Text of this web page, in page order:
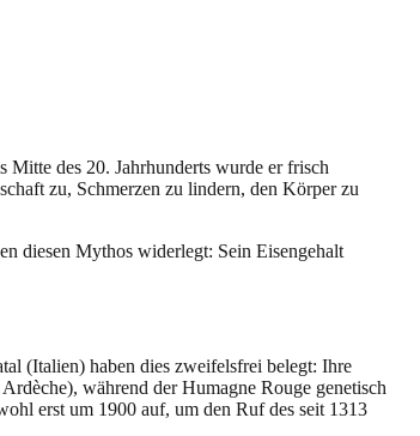
des 20. Jahrhunderts wurde er frisch
zu, Schmerzen zu lindern, den Körper zu
diesen Mythos widerlegt: Sein Eisengehalt
(Italien) haben dies zweifelsfrei belegt: Ihre
während der Humagne Rouge genetisch
erst um 1900 auf, um den Ruf des seit 1313